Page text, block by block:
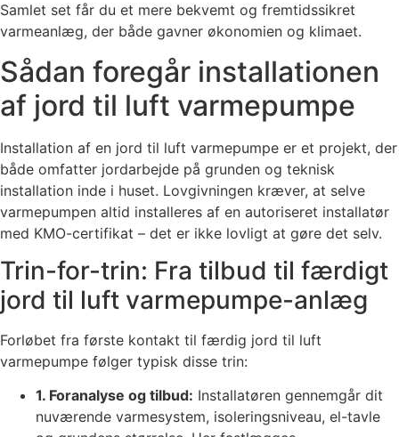
Samlet set får du et mere bekvemt og fremtidssikret
varmeanlæg, der både gavner økonomien og klimaet.
Sådan foregår installationen
af jord til luft varmepumpe
Installation af en jord til luft varmepumpe er et projekt, der
både omfatter jordarbejde på grunden og teknisk
installation inde i huset. Lovgivningen kræver, at selve
varmepumpen altid installeres af en autoriseret installatør
med KMO-certifikat – det er ikke lovligt at gøre det selv.
Trin-for-trin: Fra tilbud til færdigt
jord til luft varmepumpe-anlæg
Forløbet fra første kontakt til færdig jord til luft
varmepumpe følger typisk disse trin:
1. Foranalyse og tilbud: Installatøren gennemgår dit
nuværende varmesystem, isoleringsniveau, el-tavle